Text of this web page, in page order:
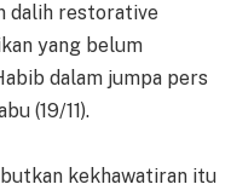
dalih restorative
yang belum
dalam jumpa pers
(19/11).
kekhawatiran itu